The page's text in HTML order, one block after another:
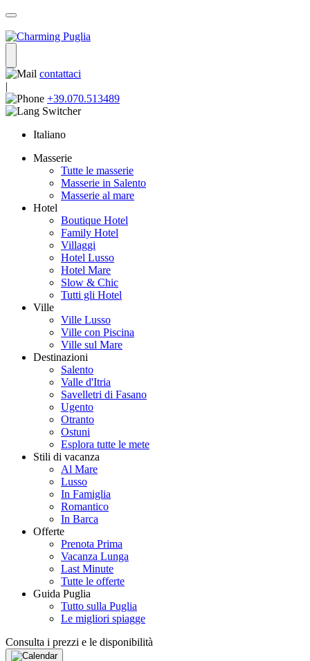
contattaci
|
+39.070.513489
Italiano
Masserie
Tutte le masserie
Masserie in Salento
Masserie al mare
Hotel
Boutique Hotel
Family Hotel
Villaggi
Hotel Lusso
Hotel Mare
Slow & Chic
Tutti gli Hotel
Ville
Ville Lusso
Ville con Piscina
Ville sul Mare
Destinazioni
Salento
Valle d'Itria
Savelletri di Fasano
Ugento
Otranto
Ostuni
Esplora tutte le mete
Stili di vacanza
Al Mare
Lusso
In Famiglia
Romantico
In Barca
Offerte
Prenota Prima
Vacanza Lunga
Last Minute
Tutte le offerte
Guida Puglia
Tutto sulla Puglia
Le migliori spiagge
Consulta i prezzi e le disponibilità